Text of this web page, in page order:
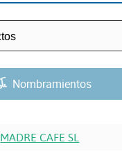
Nombramientos
MADRE CAFE SL